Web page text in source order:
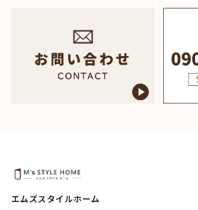
エムズスタイルホーム